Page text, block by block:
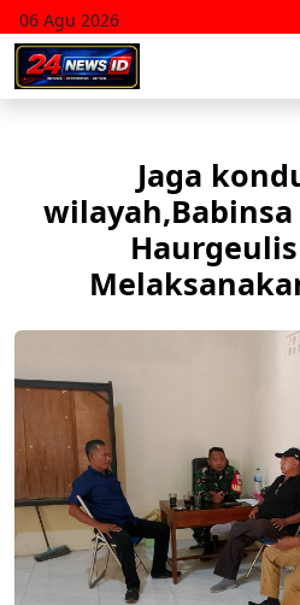
06 Agu 2026
Jaga
wilayah,Babinsa